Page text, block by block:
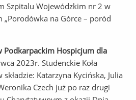
Szpitalu Wojewódzkim nr 2 w
„Porodówka na Górce – poród
Podkarpackim Hospicjum dla
2023r. Studenckie Koła
składzie: Katarzyna Kycińska, Julia
Czech już po raz drugi